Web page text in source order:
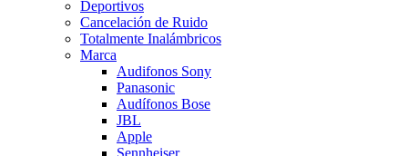
Deportivos
Cancelación de Ruido
Totalmente Inalámbricos
Marca
Audifonos Sony
Panasonic
Audífonos Bose
JBL
Apple
Sennheiser